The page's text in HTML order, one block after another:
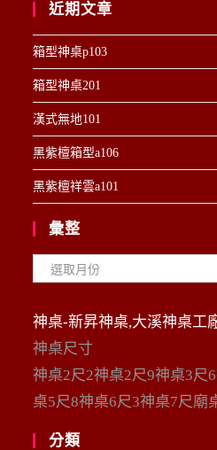
近期文章
箱型神桌p103
箱型神桌201
漢式無地101
黑紫檀箱型a106
黑紫檀祥雲a101
彙整
神桌-新昇神桌,大溪神桌工
神桌尺寸
神桌2尺2神桌2尺9神桌3尺
桌5尺8神桌6尺3神桌7尺廟
分類